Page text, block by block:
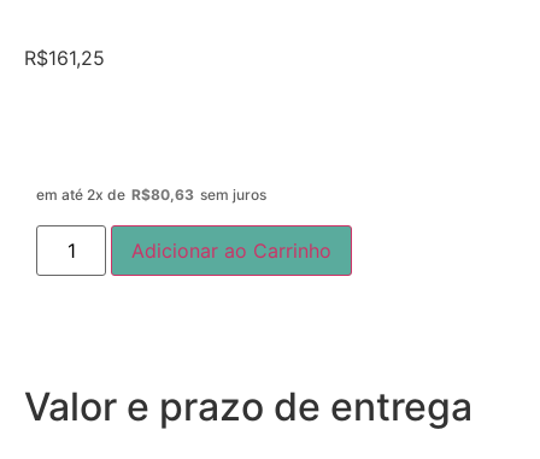
R$161,25
em até 2x de R$80,63 sem juros
Adicionar ao Carrinho
Valor e prazo de entrega